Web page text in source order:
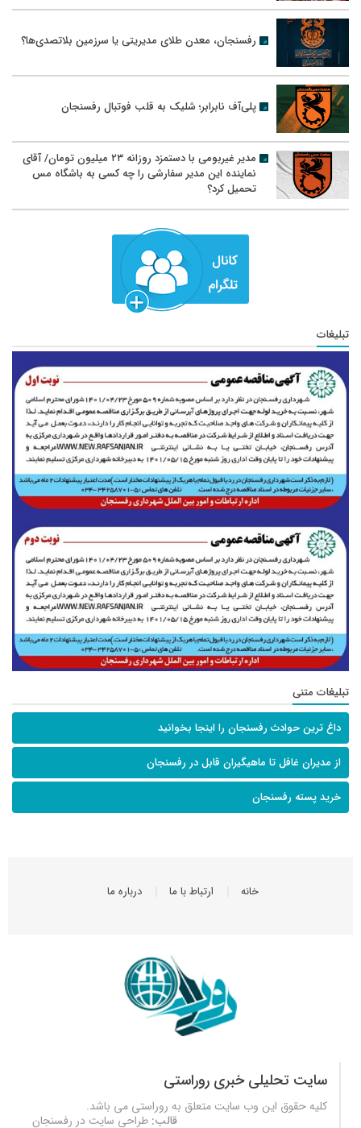
رفسنجان، معدن طلای مدیریتی یا سرزمین بلاتصدی‌ها؟
پلی‌آف نابرابر؛ شلیک به قلب فوتبال رفسنجان
مدیر غیربومی با دستمزد روزانه ۲۳ میلیون تومان/ آقای
نماینده این مدیر سفارشی را چه کسی به باشگاه مس
تحمیل کرد؟
تبلیغات
تبلیغات متنی
داغ ترین حوادث رفسنجان را اینجا بخوانید
از مدیران غافل تا ماهیگیران قابل در رفسنجان
خرید پسته رفسنجان
خانه ارتباط با ما درباره ما
سایت تحلیلی خبری روراستی
کلیه حقوق این وب سایت متعلق به روراستی می باشد.
قالب: طراحی سایت در رفسنجان